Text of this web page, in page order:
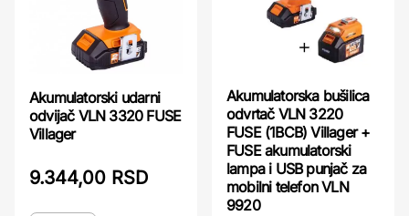
Akumulatorski udarni
odvijač VLN 3320 FUSE
Villager
9.344,00 RSD
Akumulatorska bušilica
odvrtač VLN 3220
FUSE (1BCB) Villager +
FUSE akumulatorski
lampa i USB punjač za
mobilni telefon VLN
9920